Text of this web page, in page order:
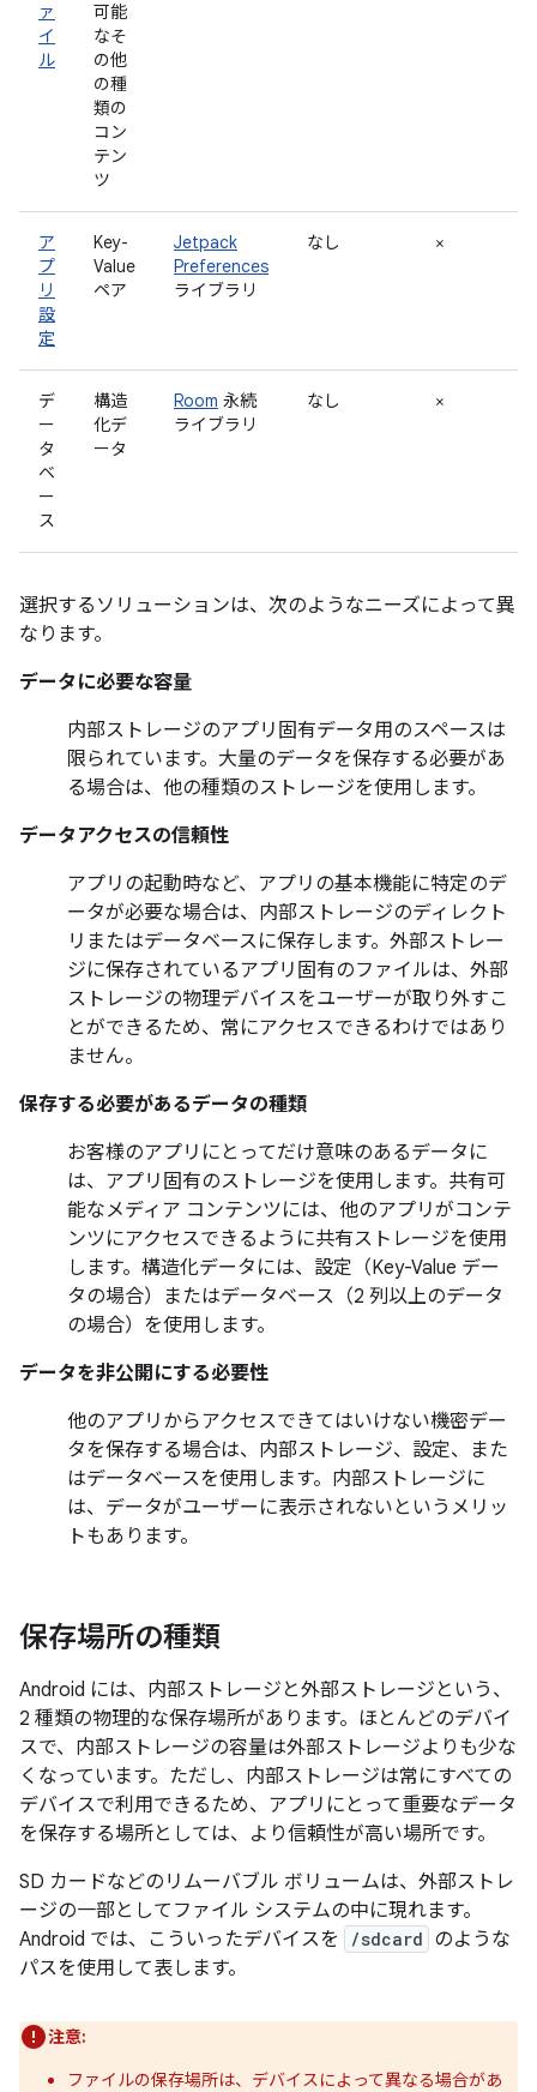
ァ
イ
ル
可能
なそ
の他
の種
類の
コン
テン
ツ
ア
プ
リ
設
定
Key-
Value
ペア
Jetpack
Preferences
ライブラリ
なし ×
デ
ー
タ
ベ
ー
ス
構造
化デ
ータ
Room 永続
ライブラリ
なし ×
選択するソリューションは、次のようなニーズによって異
なります。
データに必要な容量
内部ストレージのアプリ固有データ用のスペースは
限られています。大量のデータを保存する必要があ
る場合は、他の種類のストレージを使用します。
データアクセスの信頼性
アプリの起動時など、アプリの基本機能に特定のデ
ータが必要な場合は、内部ストレージのディレクト
リまたはデータベースに保存します。外部ストレー
ジに保存されているアプリ固有のファイルは、外部
ストレージの物理デバイスをユーザーが取り外すこ
とができるため、常にアクセスできるわけではあり
ません。
保存する必要があるデータの種類
お客様のアプリにとってだけ意味のあるデータに
は、アプリ固有のストレージを使用します。共有可
能なメディア コンテンツには、他のアプリがコンテ
ンツにアクセスできるように共有ストレージを使用
します。構造化データには、設定（Key-Value デー
タの場合）またはデータベース（2 列以上のデータ
の場合）を使用します。
データを非公開にする必要性
他のアプリからアクセスできてはいけない機密デー
タを保存する場合は、内部ストレージ、設定、また
はデータベースを使用します。内部ストレージに
は、データがユーザーに表示されないというメリッ
トもあります。
保存場所の種類
Android には、内部ストレージ と外部ストレージ という、
2 種類の物理的な保存場所があります。ほとんどのデバイ
スで、内部ストレージの容量は外部ストレージよりも少な
くなっています。ただし、内部ストレージは常にすべての
デバイスで利用できるため、アプリにとって重要なデータ
を保存する場所としては、より信頼性が高い場所です。
SD カードなどのリムーバブル ボリュームは、外部ストレ
ージの一部としてファイル システムの中に現れます。
Android では、こういったデバイスを
/sdcard のような
パスを使用して表します。
注意:
ファイルの保存場所は、デバイスによって異なる場合があ